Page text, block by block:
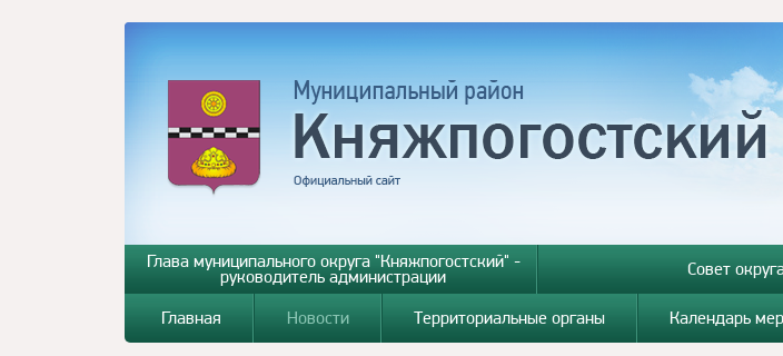
Глава муниципального округа "Княжпогостский" -
руководитель администрации Совет
Главная Новости Территориальные органы Календарь